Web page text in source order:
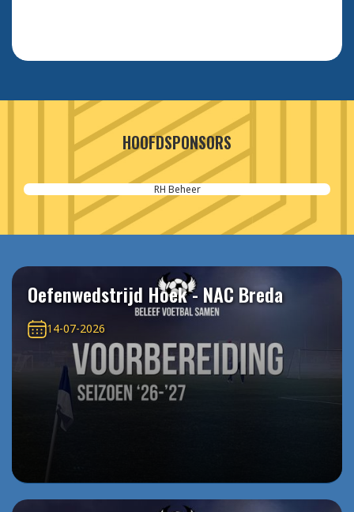
HOOFDSPONSORS
RH Beheer
Oefenwedstrijd Hoek - NAC Breda
14-07-2026